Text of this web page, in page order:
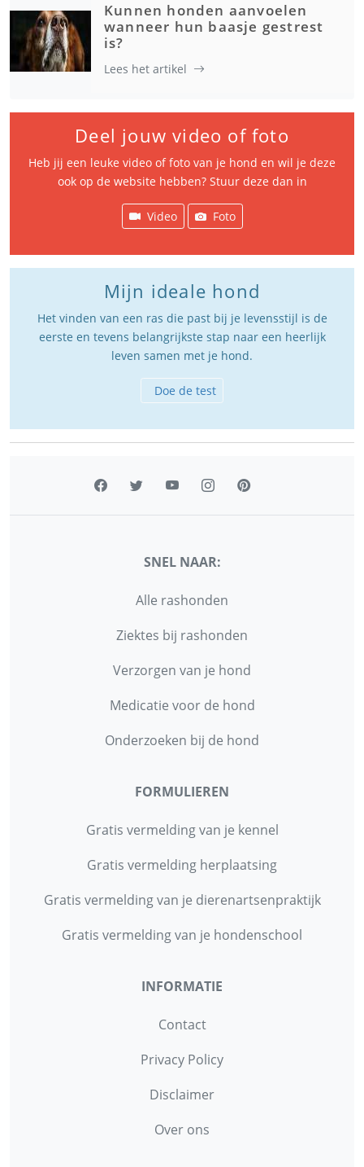
Kunnen honden aanvoelen
wanneer hun baasje gestrest
is?
Lees het artikel
Deel jouw video of foto
Heb jij een leuke video of foto van je hond en wil je deze
ook op de website hebben? Stuur deze dan in
Video Foto
Mijn ideale hond
Het vinden van een ras die past bij je levensstijl is de
eerste en tevens belangrijkste stap naar een heerlijk
leven samen met je hond.
Doe de test
SNEL NAAR:
Alle rashonden
Ziektes bij rashonden
Verzorgen van je hond
Medicatie voor de hond
Onderzoeken bij de hond
FORMULIEREN
Gratis vermelding van je kennel
Gratis vermelding herplaatsing
Gratis vermelding van je dierenartsenpraktijk
Gratis vermelding van je hondenschool
INFORMATIE
Contact
Privacy Policy
Disclaimer
Over ons